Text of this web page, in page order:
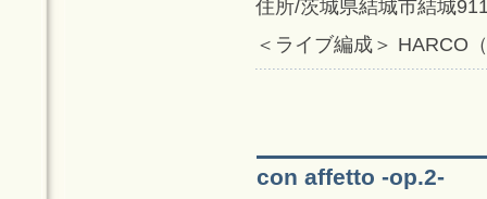
住所/茨城県結城市結城
＜ライブ編成＞ HARCO
con affetto -op.2-